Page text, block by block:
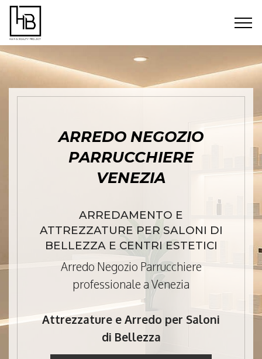
ARREDO NEGOZIO
PARRUCCHIERE
VENEZIA
ARREDAMENTO E
ATTREZZATURE PER SALONI DI
BELLEZZA E CENTRI ESTETICI
Arredo Negozio Parrucchiere
professionale a Venezia
Attrezzature e Arredo per Saloni
di Bellezza